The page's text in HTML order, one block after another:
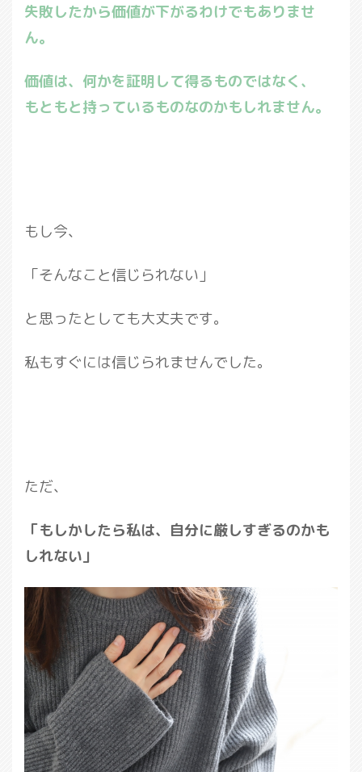
失敗したから価値が下がるわけでもありませ
ん。
価値は、何かを証明して得るものではなく、
もともと持っているものなのかもしれません。
もし今、
「そんなこと信じられない」
と思ったとしても大丈夫です。
私もすぐには信じられませんでした。
ただ、
「もしかしたら私は、自分に厳しすぎるのかも
しれない」